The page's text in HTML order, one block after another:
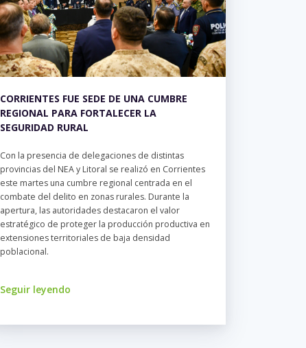
CORRIENTES FUE SEDE DE UNA CUMBRE
REGIONAL PARA FORTALECER LA
SEGURIDAD RURAL
Con la presencia de delegaciones de distintas
provincias del NEA y Litoral se realizó en Corrientes
este martes una cumbre regional centrada en el
combate del delito en zonas rurales. Durante la
apertura, las autoridades destacaron el valor
estratégico de proteger la producción productiva en
extensiones territoriales de baja densidad
poblacional.
Seguir leyendo